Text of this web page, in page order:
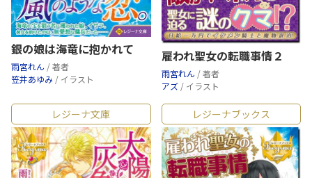
銀の娘は海竜に抱かれて
雨宮れん / 著者
笠井あゆみ / イラスト
雇われ聖女の転職事情２
雨宮れん / 著者
アズ / イラスト
レジーナ文庫 レジーナブックス